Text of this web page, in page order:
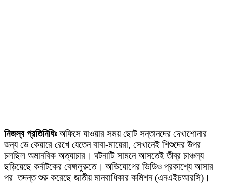
নিজস্ব প্রতিনিধিঃ অফিসে যাওয়ার সময় ছোট সন্তানদের দেখাশোনার
জন্য ডে কেয়ারে রেখে যেতেন বাবা-মায়েরা, সেখানেই শিশুদের উপর
চলছিল অমানবিক অত্যাচার। ঘটনাটি সামনে আসতেই তীব্র চাঞ্চল্য
ছড়িয়েছে কর্নাটকের বেঙ্গালুরুতে। অভিযোগের ভিডিও প্রকাশ্যে আসার
পর তদন্ত শুরু করেছে জাতীয় মানবাধিকার কমিশন (এনএইচআরসি)।